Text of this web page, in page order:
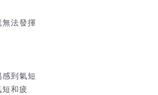
法發揮
到氣短
和疲